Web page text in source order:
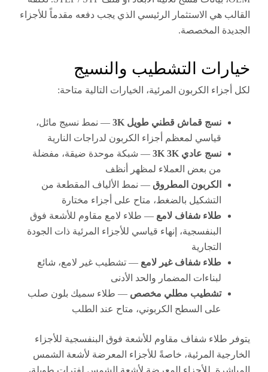
هي الاستثمار الرئيسي الذي يجب دفعه مقدماً للأجزاء
المخصصة.
التشطيب والنسيج
الكربون المرئية، الخيارات التالية متاحة:
نسج قماش قطني طويل 3K
— نمط نسيج مائل،
قياسي لمعظم أجزاء الكربون لدراجات النارية
نسج عادي 3K 3K
— شبكة موحدة ضيقة، مفضلة
من بعض العملاء لمظهر أنظف
الكربون المطروق— نمط الألياف المقطعة من
التشكيل بالضغط، متاح على أجزاء مختارة
طلاء شفاف لامع— طلاء لامع مقاوم للأشعة فوق
البنفسجية، إنهاء قياسي للأجزاء المرئية ذات الجودة
طلاء شفاف غير لامع— تشطيب غير لامع، شائع
لبناءات المضمار والحد الأدنى
تشطيب مطلي مخصص— طلاء سميك بلون صلب
على السطح الكربوني، متاح عند الطلب
طلاء شفاف مقاوم للأشعة فوق البنفسجية للأجزاء
المرئية، خاصةً للأجزاء المعرضة لأشعة الشمس
للأجزاء المعرضة لأشعة الشمس لفترات طويلة،